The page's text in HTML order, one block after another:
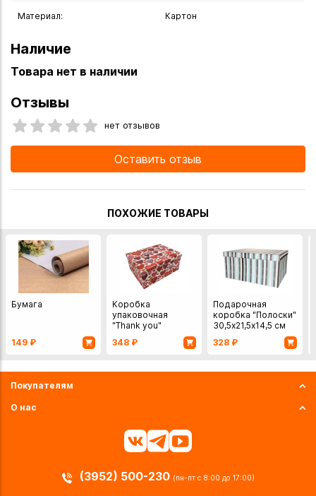
Материал: Картон
Наличие
Товара нет в наличии
Отзывы
нет отзывов
Оставить отзыв
ПОХОЖИЕ ТОВАРЫ
Бумага
149 ₽
Коробка
упаковочная
"Thank you"
348 ₽
Подарочная
коробка "Полоски"
30,5х21,5х14,5 см
328 ₽
Покупателям
О нас
(3952) 500-230 (пн-пт с 8:00 до 17:00)